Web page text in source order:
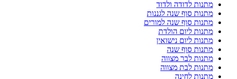
מתנות לדודה ולדוד
מתנות סוף שנה לגננות
מתנות סוף שנה למורים
מתנות ליום הולדת
מתנות ליום נישואין
מתנות סוף שנה
מתנות לבר מצווה
מתנות לבת מצווה
מתנות לחינה